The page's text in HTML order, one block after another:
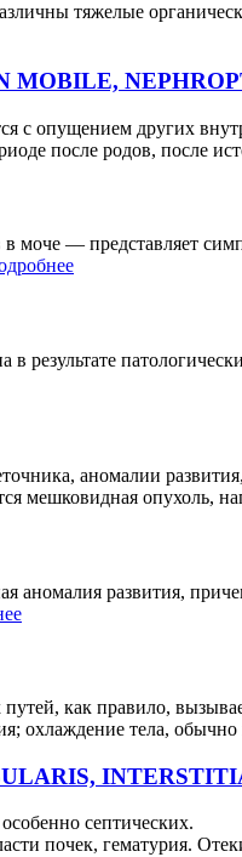
тяжелые
MOBILE,
с опущением других
после родов, после
— представляет
результате
аномалии
мешковидная опухоль,
аномалия развития,
как правило,
тела,
септических.
почек, гематурия.